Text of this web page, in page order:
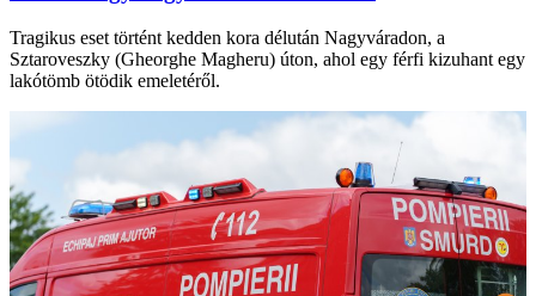
Tragikus eset történt kedden kora délután Nagyváradon, a
Sztaroveszky (Gheorghe Magheru) úton, ahol egy férfi kizuhant egy
lakótömb ötödik emeletéről.